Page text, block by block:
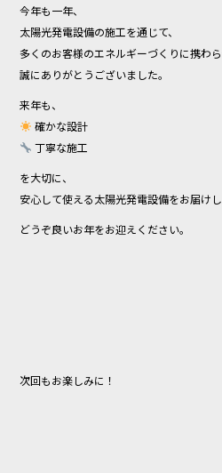
今年も一年、
太陽光発電設備の施工を通じて、
多くのお客様のエネルギーづくりに携わら
誠にありがとうございました。
来年も、
確かな設計
丁寧な施工
を大切に、
安心して使える太陽光発電設備をお届けし
どうぞ良いお年をお迎えください。
次回もお楽しみに！